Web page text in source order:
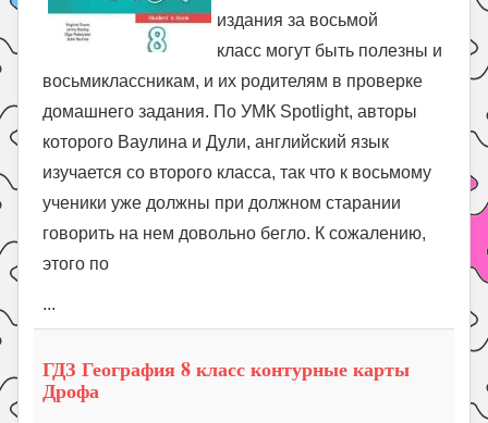
издания за восьмой
класс могут быть полезны и
восьмиклассникам, и их родителям в проверке
домашнего задания. По УМК Spotlight, авторы
которого Ваулина и Дули, английский язык
изучается со второго класса, так что к восьмому
ученики уже должны при должном старании
говорить на нем довольно бегло. К сожалению,
этого по
...
ГДЗ География 8 класс контурные карты
Дрофа